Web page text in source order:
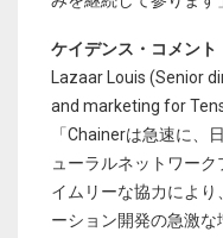
ケイデンス・コメント
Lazaar Louis (Senior
and marketing for
「Chainerは急速に、
ューラルネットワー
イムリーな協力によ
ーション開発の急激